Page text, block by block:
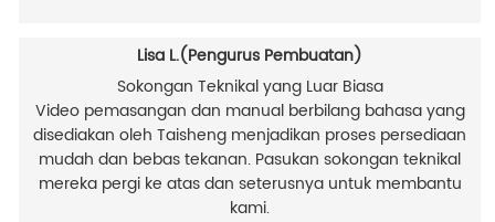
Lisa L.(Pengurus Pembuatan)
Sokongan Teknikal yang Luar Biasa
Video pemasangan dan manual berbilang bahasa yang
disediakan oleh Taisheng menjadikan proses persediaan
mudah dan bebas tekanan. Pasukan sokongan teknikal
mereka pergi ke atas dan seterusnya untuk membantu
kami.